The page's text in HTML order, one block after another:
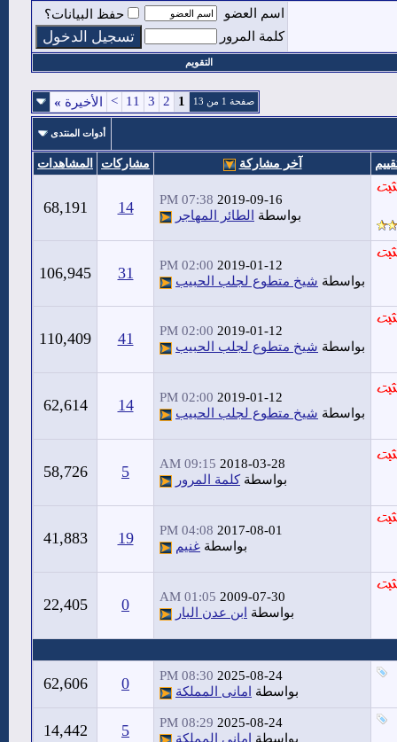
اسم العضو
حفظ البيانات؟
كلمة المرور
التقويم
صفحة 1 من 13 1
2
3
11
> الأخيرة »
أدوات المنتدى
آخر مشاركة مشاركات المشاهدات
2019-09-16
07:38 PM
بواسطة
الطائر المهاجر 14
68,191
2019-01-12
02:00 PM
بواسطة شيخ متطوع لجلب الحبيب 31
106,945
2019-01-12
02:00 PM
بواسطة شيخ متطوع لجلب الحبيب 41
110,409
2019-01-12
02:00 PM
بواسطة شيخ متطوع لجلب الحبيب 14
62,614
2018-03-28
09:15 AM
بواسطةكلمة المرور 5
58,726
2017-08-01
04:08 PM
بواسطة غنيم 19
41,883
2009-07-30
01:05 AM
بواسطة
ابن عدن البار 0
22,405
2025-08-24
08:30 PM
بواسطة
امانى المملكة 0
62,606
2025-08-24
08:29 PM
بواسطة
امانى المملكة 5
14,442